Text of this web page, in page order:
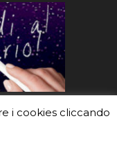
i cookies cliccando